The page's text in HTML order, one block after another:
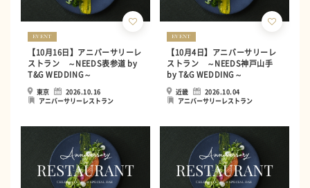
EVENT
【10月16日】アニバーサリーレ
ストラン ～NEEDS表参道 by
T&G WEDDING～
東京
2026.10.16
アニバーサリーレストラン
EVENT
【10月4日】アニバーサリーレ
ストラン ～NEEDS神戸山手
by T&G WEDDING～
近畿
2026.10.04
アニバーサリーレストラン